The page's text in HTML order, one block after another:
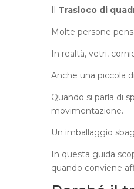
Trasloco di
Molte persone
In realtà, vetri,
Anche una piccola
Quando si parla di
movimentazione.
Un imballaggio
In questa guida
quando conviene